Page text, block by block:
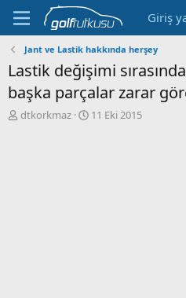
Giriş
Jant ve Lastik hakkında herşey
Lastik değişimi
başka parçalar zarar
K
dtkorkmaz
B11 Eki 2015